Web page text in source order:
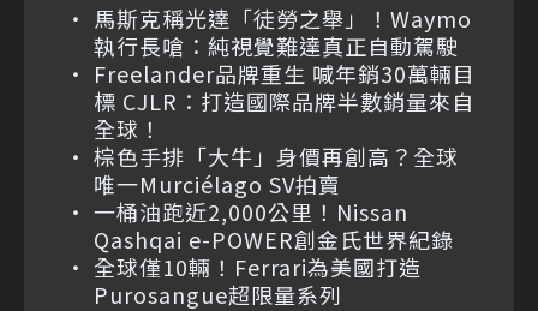
馬斯克稱光達「徒勞之舉」！Waymo
執行長嗆：純視覺難達真正自動駕駛
Freelander品牌重生 喊年銷30萬輛目
標 CJLR：打造國際品牌半數銷量來自
全球！
棕色手排「大牛」身價再創高？全球
唯一Murciélago SV拍賣
一桶油跑近2,000公里！Nissan
Qashqai e-POWER創金氏世界紀錄
全球僅10輛！Ferrari為美國打造
Purosangue超限量系列